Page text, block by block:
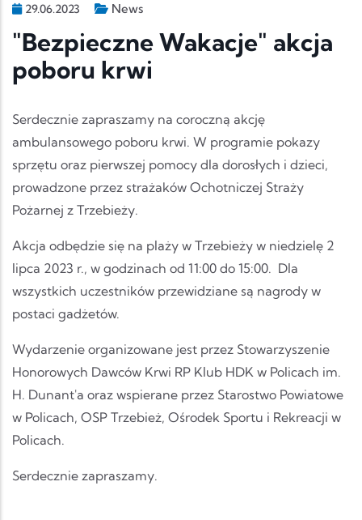
29.06.2023 News
"Bezpieczne Wakacje" akcja
poboru krwi
Serdecznie zapraszamy na coroczną akcję
ambulansowego poboru krwi. W programie pokazy
sprzętu oraz pierwszej pomocy dla dorosłych i dzieci,
prowadzone przez strażaków Ochotniczej Straży
Pożarnej z Trzebieży.
Akcja odbędzie się na plaży w Trzebieży w niedzielę 2
lipca 2023 r., w godzinach od 11:00 do 15:00. Dla
wszystkich uczestników przewidziane są nagrody w
postaci gadżetów.
Wydarzenie organizowane jest przez Stowarzyszenie
Honorowych Dawców Krwi RP Klub HDK w Policach im.
H. Dunant'a oraz wspierane przez Starostwo Powiatowe
w Policach, OSP Trzebież, Ośrodek Sportu i Rekreacji w
Policach.
Serdecznie zapraszamy.